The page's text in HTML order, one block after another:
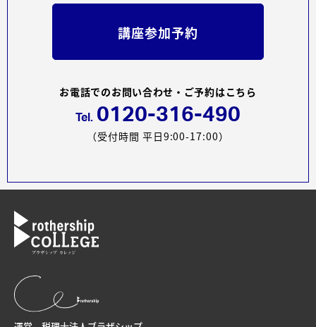
講座参加予約
お電話でのお問い合わせ・ご予約はこちら
Tel. 0120-316-490
（受付時間 平日9:00-17:00）